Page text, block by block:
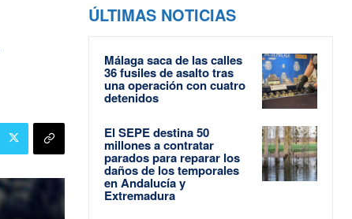
ÚLTIMAS NOTICIAS
Málaga saca de las calles
36 fusiles de asalto tras
una operación con cuatro
detenidos
El SEPE destina 50
millones a contratar
parados para reparar los
daños de los temporales
en Andalucía y
Extremadura